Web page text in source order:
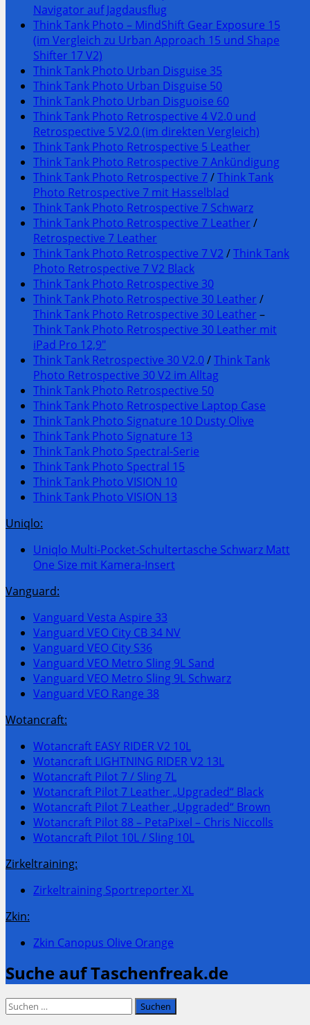
Navigator auf Jagdausflug
Think Tank Photo – MindShift Gear Exposure 15
(im Vergleich zu Urban Approach 15 und Shape
Shifter 17 V2)
Think Tank Photo Urban Disguise 35
Think Tank Photo Urban Disguise 50
Think Tank Photo Urban Disguoise 60
Think Tank Photo Retrospective 4 V2.0 und
Retrospective 5 V2.0 (im direkten Vergleich)
Think Tank Photo Retrospective 5 Leather
Think Tank Photo Retrospective 7 Ankündigung
Think Tank Photo Retrospective 7/Think Tank
Photo Retrospective 7 mit Hasselblad
Think Tank Photo Retrospective 7 Schwarz
Think Tank Photo Retrospective 7 Leather /
Retrospective 7 Leather
Think Tank Photo Retrospective 7 V2/Think Tank
Photo Retrospective 7 V2 Black
Think Tank Photo Retrospective 30
Think Tank Photo Retrospective 30 Leather /
Think Tank Photo Retrospective 30 Leather –
Think Tank Photo Retrospective 30 Leather mit
iPad Pro 12,9″
Think Tank Retrospective 30 V2.0/Think Tank
Photo Retrospective 30 V2 im Alltag
Think Tank Photo Retrospective 50
Think Tank Photo Retrospective Laptop Case
Think Tank Photo Signature 10 Dusty Olive
Think Tank Photo Signature 13
Think Tank Photo Spectral-Serie
Think Tank Photo Spectral 15
Think Tank Photo VISION 10
Think Tank Photo VISION 13
Uniqlo:
Uniqlo Multi-Pocket-Schultertasche Schwarz Matt
One Size mit Kamera-Insert
Vanguard:
Vanguard Vesta Aspire 33
Vanguard VEO City CB 34 NV
Vanguard VEO City S36
Vanguard VEO Metro Sling 9L Sand
Vanguard VEO Metro Sling 9L Schwarz
Vanguard VEO Range 38
Wotancraft:
Wotancraft EASY RIDER V2 10L
Wotancraft LIGHTNING RIDER V2 13L
Wotancraft Pilot 7 / Sling 7L
Wotancraft Pilot 7 Leather „Upgraded“ Black
Wotancraft Pilot 7 Leather „Upgraded“ Brown
Wotancraft Pilot 88 – PetaPixel – Chris Niccolls
Wotancraft Pilot 10L / Sling 10L
Zirkeltraining:
Zirkeltraining Sportreporter XL
Zkin:
Zkin Canopus Olive Orange
Suche auf Taschenfreak.de
Suchen
nach: